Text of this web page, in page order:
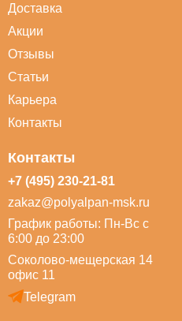
Доставка
Акции
Отзывы
Статьи
Карьера
Контакты
Контакты
+7 (495) 230-21-81
zakaz@polyalpan-msk.ru
График работы: Пн-Вс с
6:00 до 23:00
Соколово-мещерская 14
офис 11
Telegram